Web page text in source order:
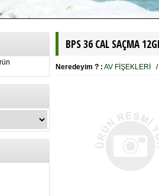
BPS 36 CAL SAÇMA
Neredeyim ? : AV FİŞEKLERİ